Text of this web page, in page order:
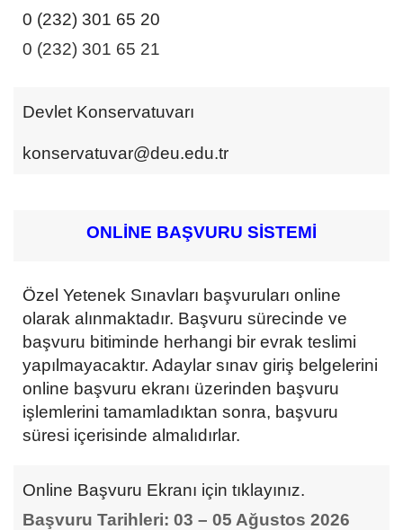
0 (232) 301 65 20
0 (232) 301 65 21
Devlet Konservatuvarı
konservatuvar@deu.edu.tr
ONLİNE BAŞVURU SİSTEMİ
Özel Yetenek Sınavları başvuruları online
olarak alınmaktadır. Başvuru sürecinde ve
başvuru bitiminde herhangi bir evrak teslimi
yapılmayacaktır. Adaylar sınav giriş belgelerini
online başvuru ekranı üzerinden başvuru
işlemlerini tamamladıktan sonra, başvuru
süresi içerisinde almalıdırlar.
Online Başvuru Ekranı için tıklayınız.
Başvuru Tarihleri: 03 – 05 Ağustos 2026